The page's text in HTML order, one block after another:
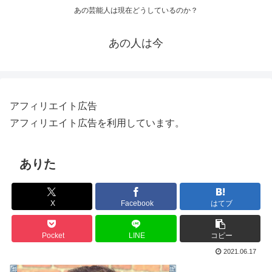
あの芸能人は現在どうしているのか？
あの人は今
アフィリエイト広告
アフィリエイト広告を利用しています。
ありた
X Facebook はてブ
Pocket LINE コピー
2021.06.17